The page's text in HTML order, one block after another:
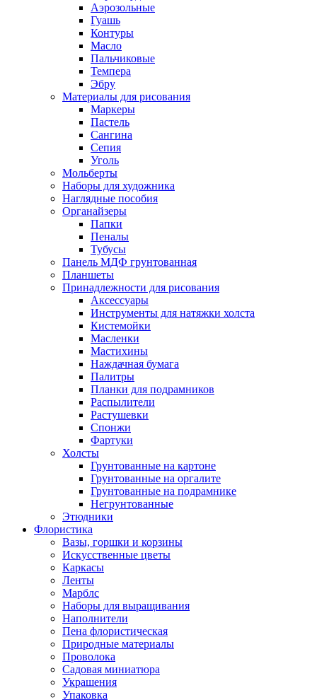
Аэрозольные
Гуашь
Контуры
Масло
Пальчиковые
Темпера
Эбру
Материалы для рисования
Маркеры
Пастель
Сангина
Сепия
Уголь
Мольберты
Наборы для художника
Наглядные пособия
Органайзеры
Папки
Пеналы
Тубусы
Панель МДФ грунтованная
Планшеты
Принадлежности для рисования
Аксессуары
Инструменты для натяжки холста
Кистемойки
Масленки
Мастихины
Наждачная бумага
Палитры
Планки для подрамников
Распылители
Растушевки
Спонжи
Фартуки
Холсты
Грунтованные на картоне
Грунтованные на оргалите
Грунтованные на подрамнике
Негрунтованные
Этюдники
Флористика
Вазы, горшки и корзины
Искусственные цветы
Каркасы
Ленты
Марблс
Наборы для выращивания
Наполнители
Пена флористическая
Природные материалы
Проволока
Садовая миниатюра
Украшения
Упаковка